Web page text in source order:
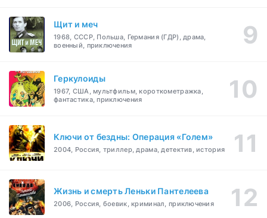
Щит и меч
1968, СССР, Польша, Германия (ГДР), драма,
военный, приключения
Геркулоиды
1967, США, мультфильм, короткометражка,
фантастика, приключения
Ключи от бездны: Операция «Голем»
2004, Россия, триллер, драма, детектив, история
Жизнь и смерть Леньки Пантелеева
2006, Россия, боевик, криминал, приключения